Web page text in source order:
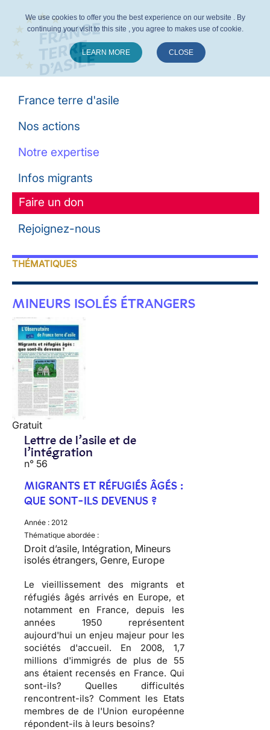
France terre d'asile
Nos actions
Notre expertise
Infos migrants
Faire un don
Rejoignez-nous
THÉMATIQUES
MINEURS ISOLÉS ÉTRANGERS
Gratuit
Lettre de l’asile et de
l’intégration
n° 56
MIGRANTS ET RÉFUGIÉS ÂGÉS :
QUE SONT-ILS DEVENUS ?
Année : 2012
Thématique abordée :
Droit d’asile, Intégration, Mineurs
isolés étrangers, Genre, Europe
Le vieillissement des migrants et
réfugiés âgés arrivés en Europe, et
notamment en France, depuis les
années 1950 représentent
aujourd'hui un enjeu majeur pour les
sociétés d'accueil. En 2008, 1,7
millions d'immigrés de plus de 55
ans étaient recensés en France. Qui
sont-ils? Quelles difficultés
rencontrent-ils? Comment les Etats
membres de de l'Union européenne
répondent-ils à leurs besoins?
We use cookies to offer you the best experience on our website . By
continuing your visit to this site , you agree to makes use of cookie.
LEARN MORE CLOSE